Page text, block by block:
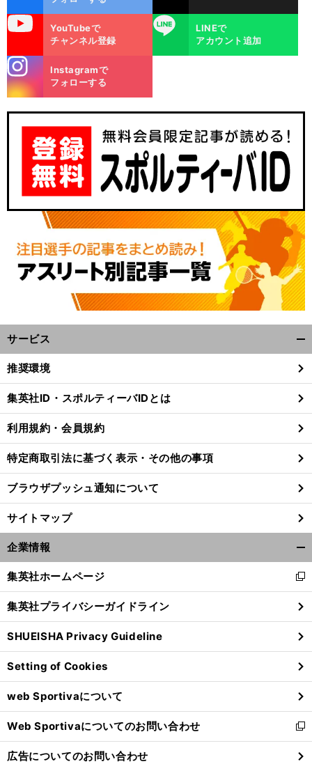
。
・
前
へ
YouTubeで
チャンネル登録
LINE
LINEで
アカウント追加
m
Instagramで
フォローする
サービス
閉
る
推奨環境
集英社ID・スポルティーバIDとは
利用規約・会員規約
特定商取引法に基づく表示・その他の事項
ブラウザプッシュ通知について
サイトマップ
企業情報
閉
る
集英社ホームページ
新
し
い
ウ
ィ
ン
ド
ウ
で
開
く
集英社プライバシーガイドライン
SHUEISHA Privacy Guideline
Setting of Cookies
web Sportivaについて
Web Sportivaについてのお問い合わせ
新
し
い
広告についてのお問い合わせ